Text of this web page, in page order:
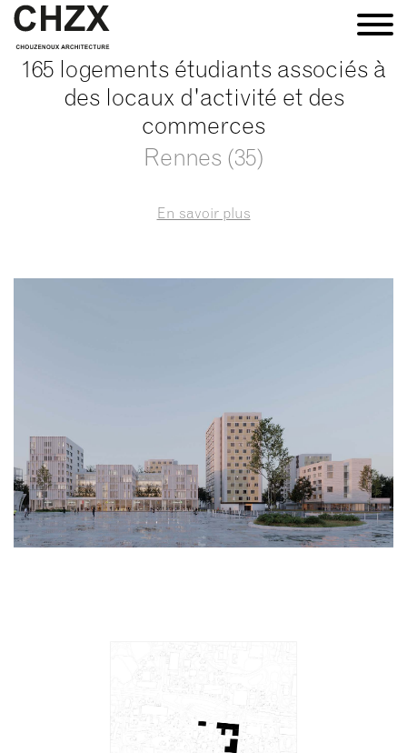
165 logements étudiants associés à
des locaux d'activité et des
commerces
Rennes (35)
En savoir plus